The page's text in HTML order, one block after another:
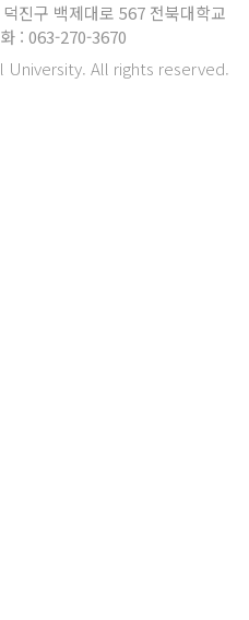
진구 백제대로 567 전북대학교
: 063-270-3670
All rights reserved.